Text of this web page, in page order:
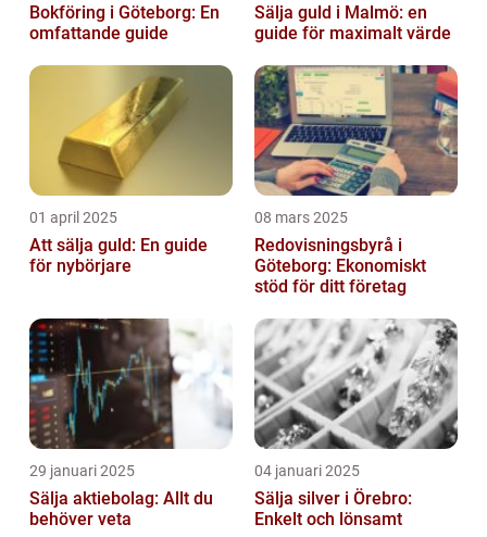
Bokföring i Göteborg: En
omfattande guide
Sälja guld i Malmö: en
guide för maximalt värde
01 april 2025
Att sälja guld: En guide
för nybörjare
08 mars 2025
Redovisningsbyrå i
Göteborg: Ekonomiskt
stöd för ditt företag
29 januari 2025
Sälja aktiebolag: Allt du
behöver veta
04 januari 2025
Sälja silver i Örebro:
Enkelt och lönsamt